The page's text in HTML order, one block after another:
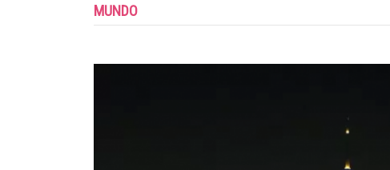
MUNDO